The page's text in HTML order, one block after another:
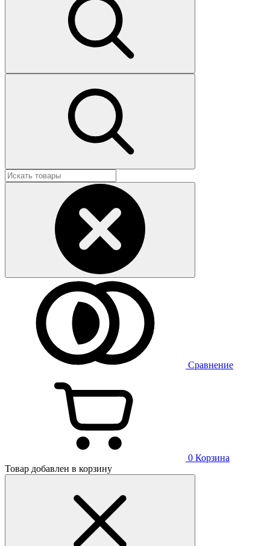
Сравнение
0 Корзина
Товар добавлен в корзину